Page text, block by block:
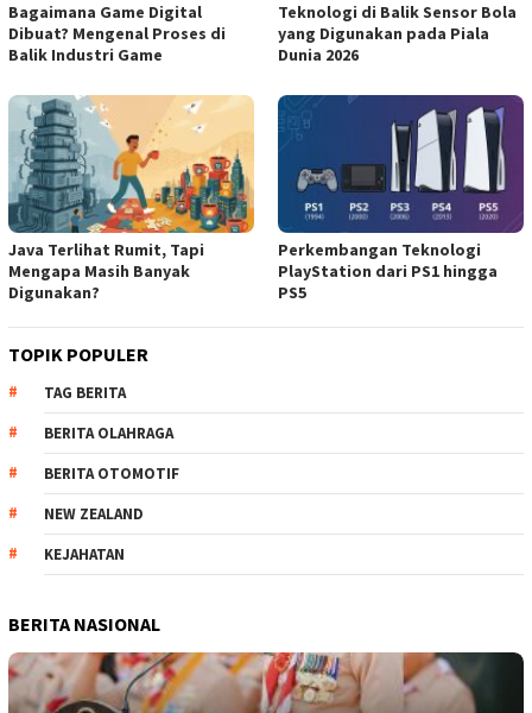
Bagaimana Game Digital
Dibuat? Mengenal Proses di
Balik Industri Game
Teknologi di Balik Sensor Bola
yang Digunakan pada Piala
Dunia 2026
Java Terlihat Rumit, Tapi
Mengapa Masih Banyak
Digunakan?
Perkembangan Teknologi
PlayStation dari PS1 hingga
PS5
TOPIK POPULER
TAG BERITA
BERITA OLAHRAGA
BERITA OTOMOTIF
NEW ZEALAND
KEJAHATAN
BERITA NASIONAL